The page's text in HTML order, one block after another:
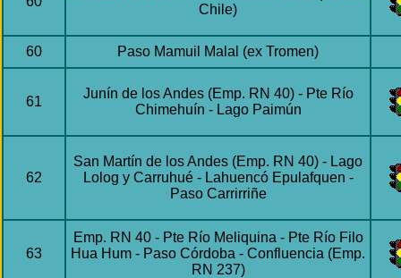
Chile)
60 Paso Mamuil Malal (ex Tromen)
61
Junín de los Andes (Emp. RN 40) - Pte Río
Chimehuín - Lago Paimún
62
San Martín de los Andes (Emp. RN 40) - Lago
Lolog y Carruhué - Lahuencó Epulafquen -
Paso Carrirriñe
63
Emp. RN 40 - Pte Río Meliquina - Pte Río Filo
Hua Hum - Paso Córdoba - Confluencia (Emp.
RN 237)